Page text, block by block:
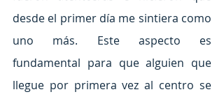
desde el primer día me sintiera como
uno más. Este aspecto es
fundamental para que alguien que
llegue por primera vez al centro se